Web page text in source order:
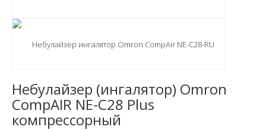
Небулайзер (ингалятор) Omron
CompAIR NE-C28 Plus
компрессорный